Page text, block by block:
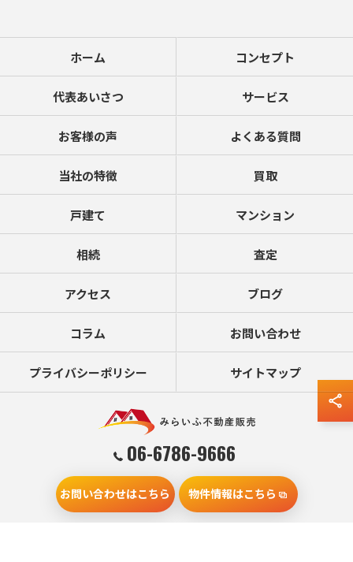
06-6786-9666
お問い合わせはこちら 物件情報はこちら
ホーム コンセプト
代表あいさつ サービス
お客様の声 よくある質問
当社の特徴 買取
戸建て マンション
相続 査定
アクセス ブログ
コラム お問い合わせ
プライバシーポリシー サイトマップ
© 2026 大阪の不動産売却ならみらいふ不動産販売 ALL RIGHTS RESERVED.